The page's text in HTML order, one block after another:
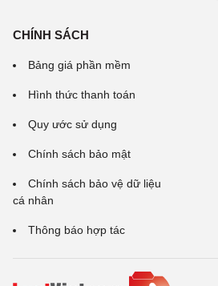
CHÍNH SÁCH
Bảng giá phần mềm
Hình thức thanh toán
Quy ước sử dụng
Chính sách bảo mật
Chính sách bảo vệ dữ liệu
cá nhân
Thông báo hợp tác